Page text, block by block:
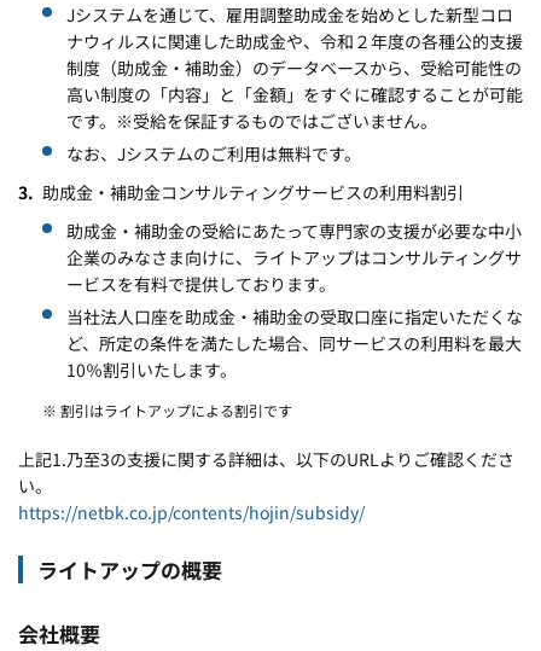
Jシステムを通じて、雇用調整助成金を始めとした新型コロ
ナウィルスに関連した助成金や、令和２年度の各種公的支援
制度（助成金・補助金）のデータベースから、受給可能性の
高い制度の「内容」と「金額」をすぐに確認することが可能
です。※受給を保証するものではございません。
なお、Jシステムのご利用は無料です。
助成金・補助金コンサルティングサービスの利用料割引
助成金・補助金の受給にあたって専門家の支援が必要な中小
企業のみなさま向けに、ライトアップはコンサルティングサ
ービスを有料で提供しております。
当社法人口座を助成金・補助金の受取口座に指定いただくな
ど、所定の条件を満たした場合、同サービスの利用料を最大
10％割引いたします。
※ 割引はライトアップによる割引です
上記1.乃至3の支援に関する詳細は、以下のURLよりご確認くださ
い。
https://netbk.co.jp/contents/hojin/subsidy/
ライトアップの概要
会社概要